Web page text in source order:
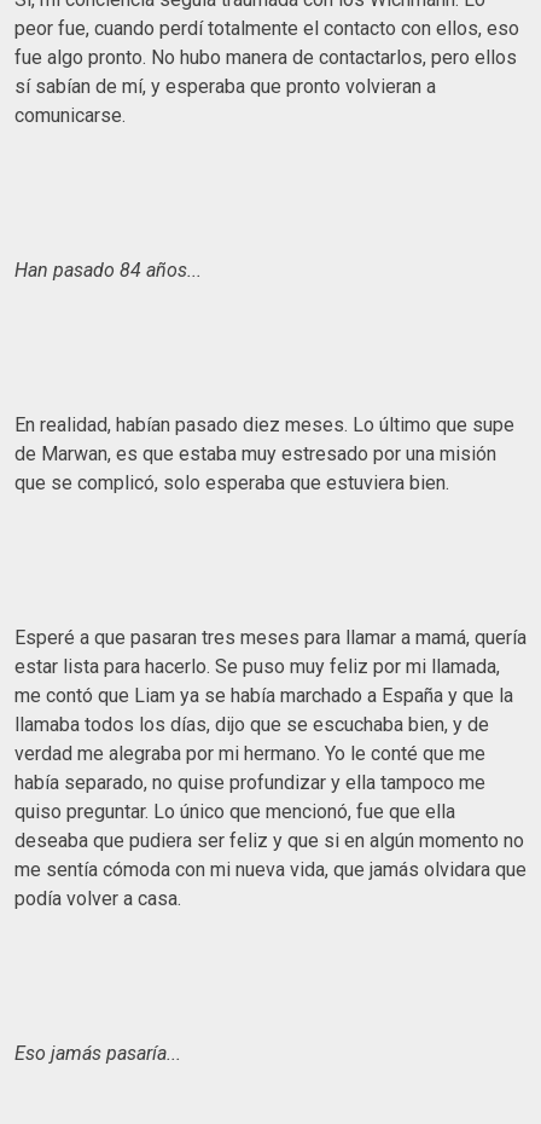
peor fue, cuando perdí totalmente el contacto con ellos, eso
fue algo pronto. No hubo manera de contactarlos, pero ellos
sí sabían de mí, y esperaba que pronto volvieran a
comunicarse.
Han pasado 84 años...
En realidad, habían pasado diez meses. Lo último que supe
de Marwan, es que estaba muy estresado por una misión
que se complicó, solo esperaba que estuviera bien.
Esperé a que pasaran tres meses para llamar a mamá, quería
estar lista para hacerlo. Se puso muy feliz por mi llamada,
me contó que Liam ya se había marchado a España y que la
llamaba todos los días, dijo que se escuchaba bien, y de
verdad me alegraba por mi hermano. Yo le conté que me
había separado, no quise profundizar y ella tampoco me
quiso preguntar. Lo único que mencionó, fue que ella
deseaba que pudiera ser feliz y que si en algún momento no
me sentía cómoda con mi nueva vida, que jamás olvidara que
podía volver a casa.
Eso jamás pasaría...